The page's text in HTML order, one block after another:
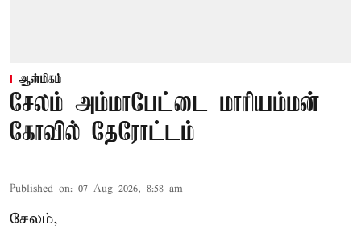
ஆன்மிகம்
சேலம் அம்மாபேட்டை மாரியம்மன்
கோவில் தேரோட்டம்
Published on: 07 Aug 2026, 8:58 am
சேலம்,